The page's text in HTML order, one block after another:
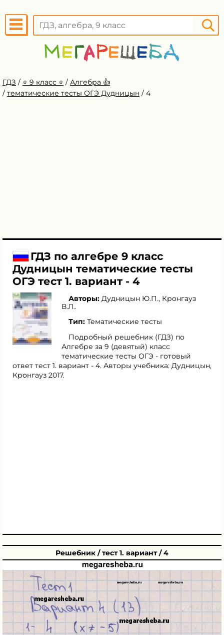
ГДЗ / ⭐️ 9 класс ⭐️ / Алгебра 👍
/ тематические тесты ОГЭ Дудницын / 4
ГДЗ по алгебре 9 класс
Дудницын тематические тесты
ОГЭ тест 1. вариант - 4
Авторы: Дудницын Ю.П., Кронгауз
В.Л..
Тип: Тематические тесты
Подробный решебник (ГДЗ) по
Алгебре за 9 (девятый) класс
тематические тесты ОГЭ - готовый
ответ тест 1. вариант - 4. Авторы учебника: Дудницын,
Кронгауз 2017.
Решебник / тест 1. вариант / 4